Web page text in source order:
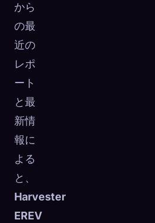
から
の最
近の
レポ
ート
と最
新情
報に
よる
と、
Harvester
EREV